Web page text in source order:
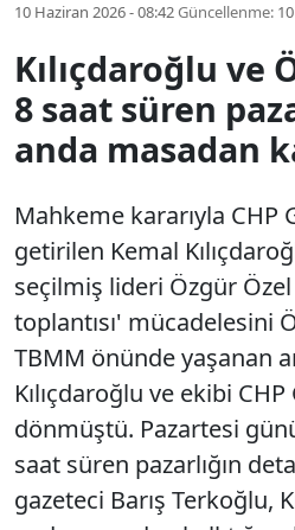
10 Haziran 2026 - 08:42Güncellenme:
Kılıçdaroğlu ve
8 saat süren
anda masadan
Mahkeme kararıyla CHP
getirilen Kemal
seçilmiş lideri Özgür
toplantısı' mücadelesini
TBMM önünde yaşanan
Kılıçdaroğlu ve ekibi
dönmüştü. Pazartesi
saat süren pazarlığın
gazeteci Barış Terkoğlu,